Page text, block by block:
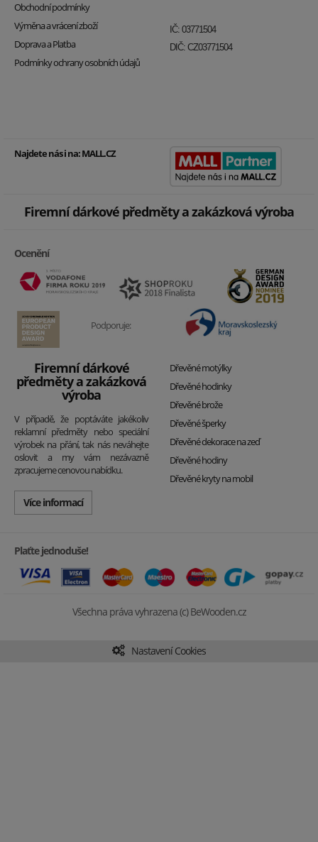
Obchodní podmínky
Výměna a vrácení zboží
Doprava a Platba
Podmínky ochrany osobních údajů
IČ: 03771504
DIČ: CZ03771504
Najdete nás i na:MALL.CZ
Firemní dárkové předměty a zakázková výroba
Ocenění
Podporuje:
Firemní dárkové
předměty a zakázková
výroba
V případě, že poptáváte jakékoliv
reklamní předměty nebo speciální
výrobek na přání, tak nás neváhejte
oslovit a my vám nezávazně
zpracujeme cenovou nabídku.
Více informací
Dřevěné motýlky
Dřevěné hodinky
Dřevěné brože
Dřevěné šperky
Dřevěné dekorace na zeď
Dřevěné hodiny
Dřevěné kryty na mobil
Plaťte jednoduše!
Všechna práva vyhrazena (c) BeWooden.cz
Nastavení Cookies